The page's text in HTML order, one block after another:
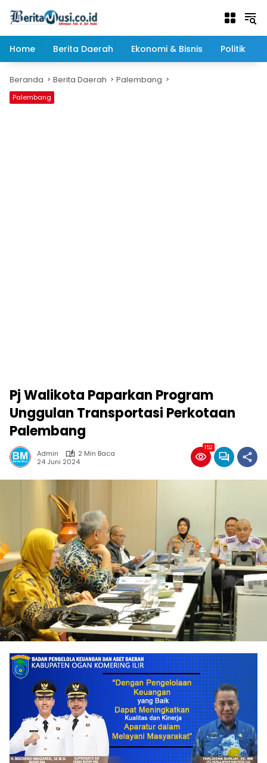
Home
Berita Daerah Ekonomi & Bisnis Politik
Beranda Berita Daerah Palembang
Palembang
Pj Walikota Paparkan Program
Unggulan Transportasi Perkotaan
Palembang
Admin
2 Min Baca
24 Juni 2024
152